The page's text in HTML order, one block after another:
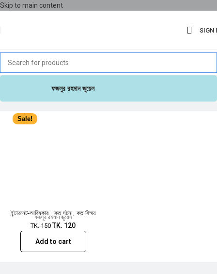
Skip to main content
SIGN
ফজলুর রহমান জুয়েল
Sale!
ইন্টারনেট-আবিষ্কার : কত ঘটনা, কত বিস্ময়
ফজলুর রহমান জুয়েল
TK.150 TK. 120
Add to cart